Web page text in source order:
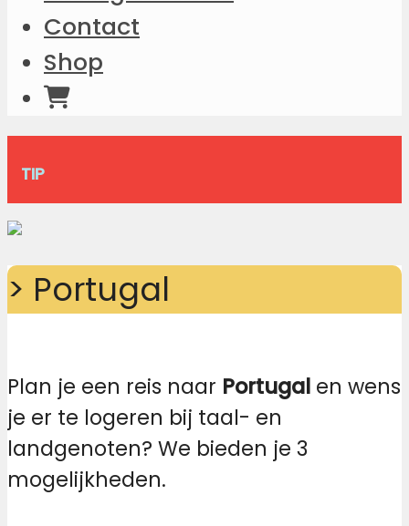
Contact
Shop
TIP
> Portugal
Plan je een reis naar Portugal en wens
je er te logeren bij taal- en
landgenoten? We bieden je 3
mogelijkheden.